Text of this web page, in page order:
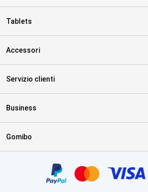
Tablets
Accessori
Servizio clienti
Business
Gomibo